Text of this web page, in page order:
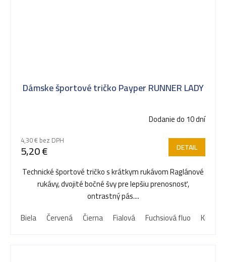
Dámske športové tričko Payper RUNNER LADY
Dodanie do 10 dní
4,30 € bez DPH
5,20 € DETAIL
Technické športové tričko s krátkym rukávom Raglánové
rukávy, dvojité bočné švy pre lepšiu prenosnosť,
ontrastný pás....
Biela
Červená Čierna Fialová Fuchsiová fluo